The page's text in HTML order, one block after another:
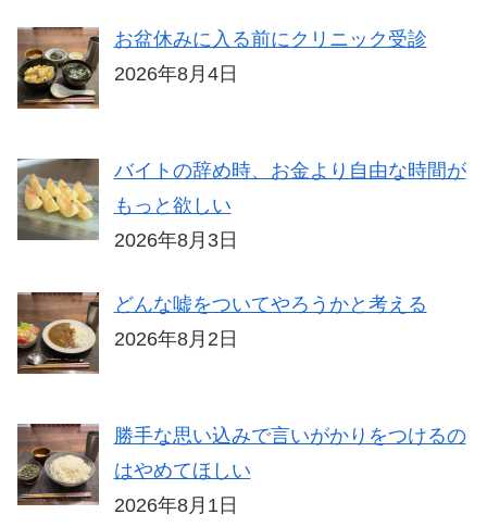
お盆休みに入る前にクリニック受診
2026年8月4日
バイトの辞め時、お金より自由な時間が
もっと欲しい
2026年8月3日
どんな嘘をついてやろうかと考える
2026年8月2日
勝手な思い込みで言いがかりをつけるの
はやめてほしい
2026年8月1日